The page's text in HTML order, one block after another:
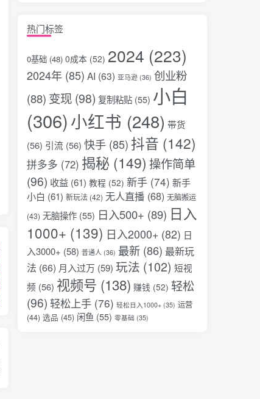
某公众号付费文章：30天足以让你在任何一个领域实现突破
热门标签
0基础 (48) 0成本 (52) 2024 (223)
2024年 (85) AI (63) 亚马逊 (36) 创业粉
(88) 变现 (98) 复制粘贴 (55) 小白
(306)小红书 (248) 带货
(56) 引流 (56) 快手 (85) 抖音 (142)
拼多多 (72) 揭秘 (149) 操作简单
(96) 收益 (61) 教程 (52) 新手 (74) 新手
小白 (61) 新玩法 (42) 无人直播 (68) 无脑搬运
(43) 无脑操作 (55) 日入500+ (89) 日入
1000+ (139) 日入2000+ (82) 日
入3000+ (58) 普通人 (36) 最新 (86) 最新玩
法 (66) 月入过万 (59) 玩法 (102) 短视
频 (56) 视频号 (138) 赚钱 (52) 轻松
(96) 轻松上手 (76) 轻松日入1000+ (35) 运营
(44) 选品 (45) 闲鱼 (55) 零基础 (35)